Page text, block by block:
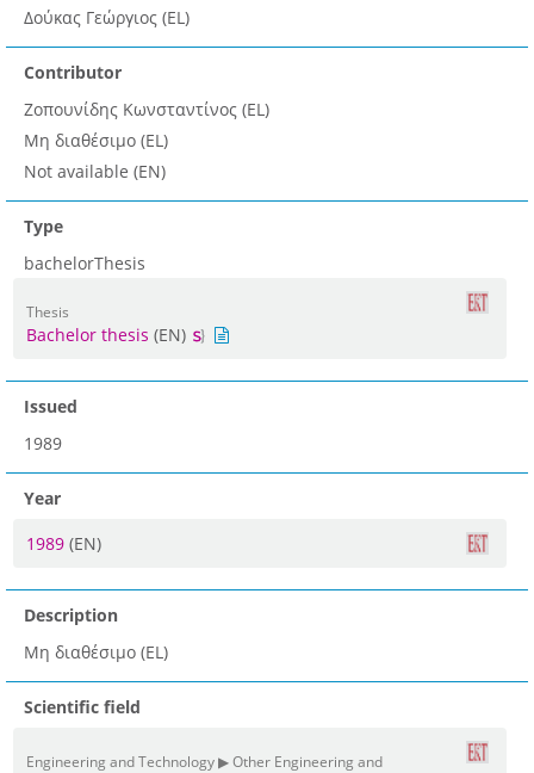
Δούκας Γεώργιος (EL)
Contributor
Ζοπουνίδης Κωνσταντίνος (EL)
Μη διαθέσιμο (EL)
Not available (EN)
Type
bachelorThesis
Thesis
Bachelor thesis (EN)
Issued
1989
Year
1989 (EN)
Description
Μη διαθέσιμο (EL)
Scientific field
Engineering and Technology ▶ Other Engineering and